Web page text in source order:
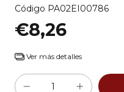
Código PA02EI00786
€8,26
Ver más detalles